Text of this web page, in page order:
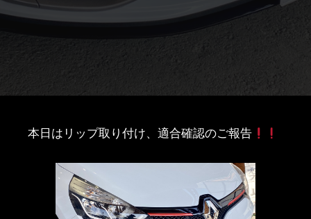
本日はリップ取り付け、適合確認のご報告